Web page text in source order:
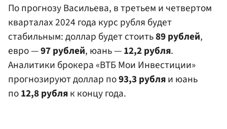
По прогнозу Васильева, в третьем и четвертом
кварталах 2024 года курс рубля будет
стабильным: доллар будет стоить89 рублей,
евро —97 рублей, юань —12,2 рубля.
Аналитики брокера «ВТБ Мои Инвестиции»
прогнозируют доллар по93,3 рубляи юань
по12,8 рубляк концу года.